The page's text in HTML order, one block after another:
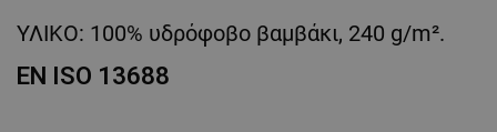
ΥΛΙΚΟ: 100% υδρόφοβο βαμβάκι, 240 g/m².
EN ISO 13688